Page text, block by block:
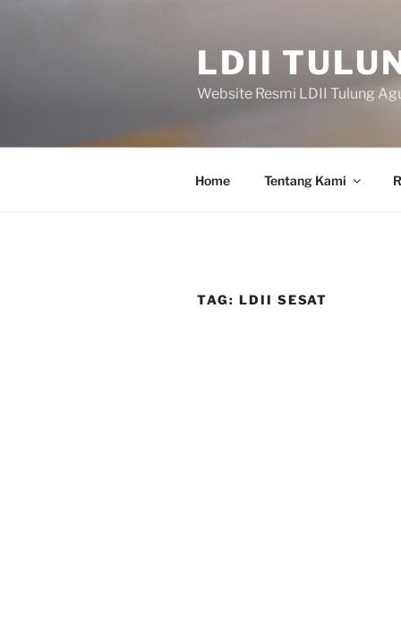
LDII
Website Resmi LDII Tulung
Home Tentang Kami
TAG: LDII SESAT